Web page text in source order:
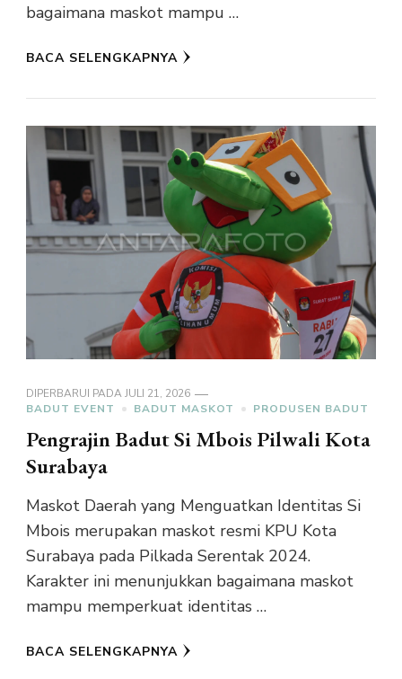
bagaimana maskot mampu …
BACA SELENGKAPNYA
DIPERBARUI PADAJULI 21, 2026
BADUT EVENT
BADUT MASKOT PRODUSEN BADUT
Pengrajin Badut Si Mbois Pilwali Kota
Surabaya
Maskot Daerah yang Menguatkan Identitas Si
Mbois merupakan maskot resmi KPU Kota
Surabaya pada Pilkada Serentak 2024.
Karakter ini menunjukkan bagaimana maskot
mampu memperkuat identitas …
BACA SELENGKAPNYA